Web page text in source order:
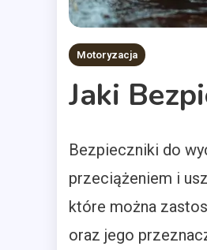
Motoryzacja
Jaki
Bezpieczniki do
przeciążeniem i
które można
oraz jego